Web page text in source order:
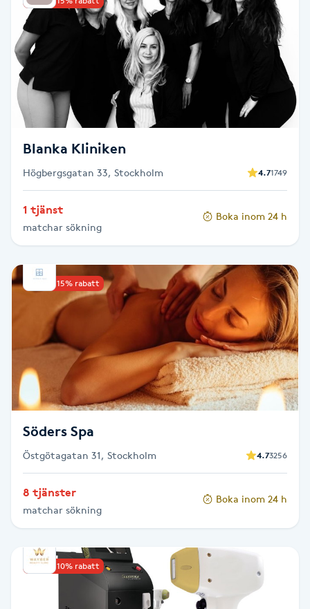
Kinesiologi
Kinesisk medicin
Kiropraktik
Klippning
Klippning & Slingor
Koppningsmassage
Kosmetisk tatuering
Kostrådgivning
Kroppsinpackning
Kärlbehandling
Laserbehandling
Blanka Kliniken
Högbergsgatan 33, Stockholm 4.71749
1 tjänst
matchar sökning
Boka inom 24 h
Upp till 15% rabatt
Söders Spa
Östgötagatan 31, Stockholm 4.73256
8 tjänster
matchar sökning
Boka inom 24 h
Upp till 10% rabatt